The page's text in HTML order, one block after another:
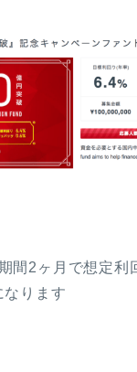
間2ヶ月で想定利
なります